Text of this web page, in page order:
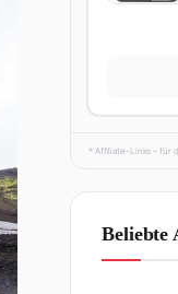
* Affiliate-Links – für
Beliebte